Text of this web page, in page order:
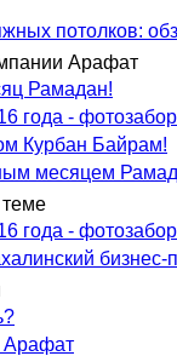
потолков:
Арафат
Рамадан!
года -
Курбан Байрам!
месяцем
года -
бизнес-
Арафат